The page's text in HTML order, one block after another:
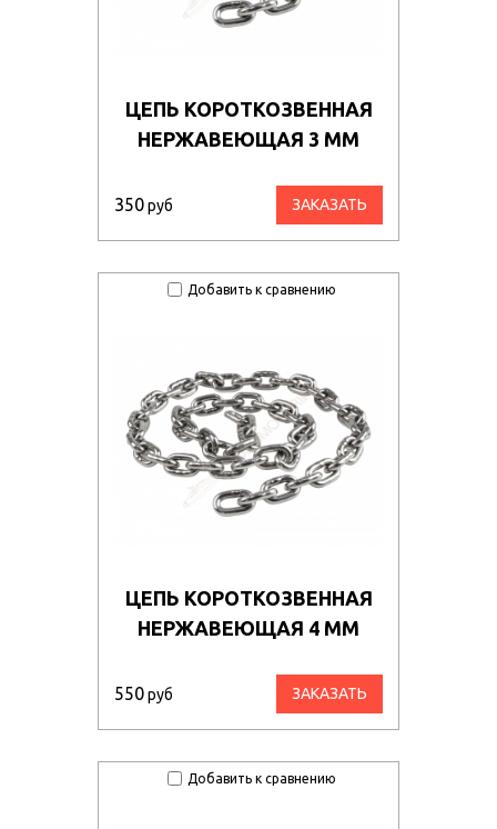
ЦЕПЬ КОРОТКОЗВЕННАЯ
НЕРЖАВЕЮЩАЯ 3 ММ
350руб ЗАКАЗАТЬ
Добавить к сравнению
ЦЕПЬ КОРОТКОЗВЕННАЯ
НЕРЖАВЕЮЩАЯ 4 ММ
550руб ЗАКАЗАТЬ
Добавить к сравнению